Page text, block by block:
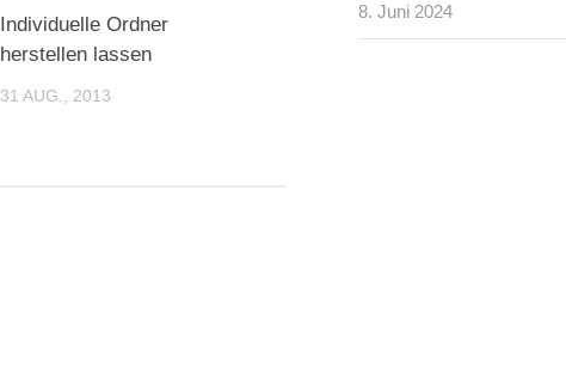
Individuelle Ordner
herstellen lassen
31 AUG., 2013
8. Juni 2024